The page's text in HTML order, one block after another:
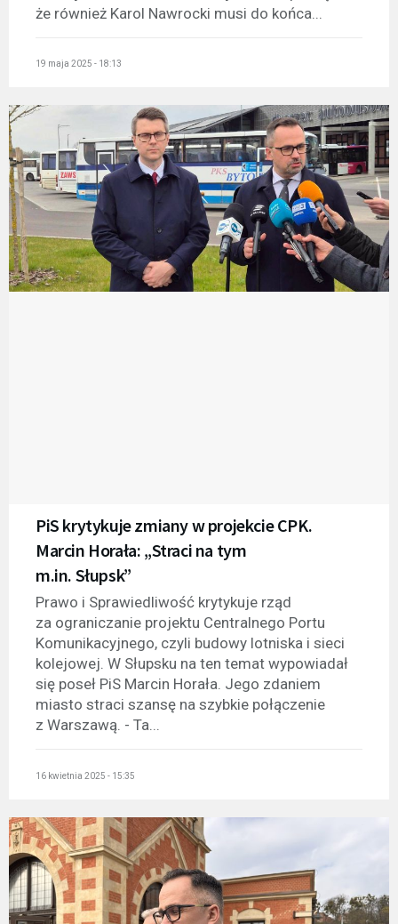
że również Karol Nawrocki musi do końca...
19 maja 2025 - 18:13
PiS krytykuje zmiany w projekcie CPK.
Marcin Horała: „Straci na tym
m.in. Słupsk”
Prawo i Sprawiedliwość krytykuje rząd
za ograniczanie projektu Centralnego Portu
Komunikacyjnego, czyli budowy lotniska i sieci
kolejowej. W Słupsku na ten temat wypowiadał
się poseł PiS Marcin Horała. Jego zdaniem
miasto straci szansę na szybkie połączenie
z Warszawą. - Ta...
16 kwietnia 2025 - 15:35